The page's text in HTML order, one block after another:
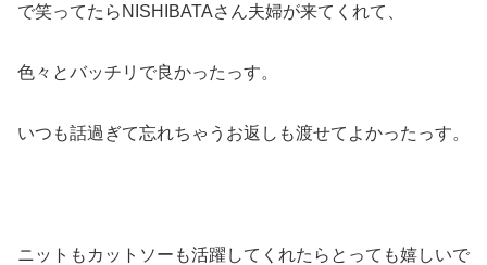
で笑ってたらNISHIBATAさん夫婦が来てくれて、
色々とバッチリで良かったっす。
いつも話過ぎて忘れちゃうお返しも渡せてよかったっす。
ニットもカットソーも活躍してくれたらとっても嬉しいで